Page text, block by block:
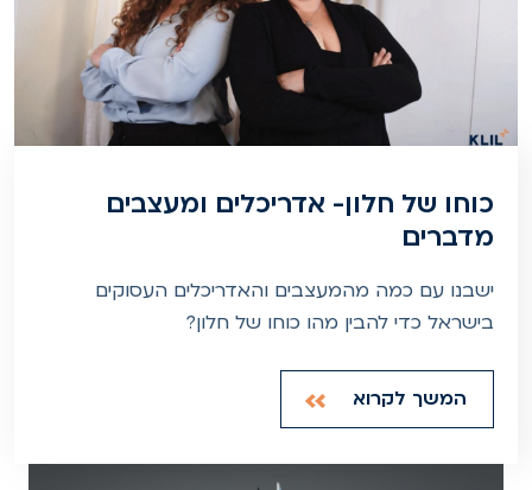
כוחו של חלון- אדריכלים ומעצבים
מדברים
ישבנו עם כמה מהמעצבים והאדריכלים העסוקים
בישראל כדי להבין מהו כוחו של חלון?
המשך לקרוא